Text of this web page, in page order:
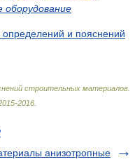
оборудование
и пояснений
строительных материалов.
2016
анизотропные